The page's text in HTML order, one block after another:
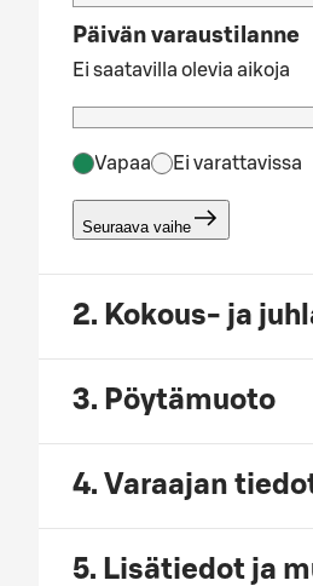
Päivän varaustilanne
Ei saatavilla olevia aikoja
Vapaa Ei varattavissa
Seuraava vaihe
2. Kokous- ja
3. Pöytämuoto
4. Varaajan
5. Lisätiedot ja